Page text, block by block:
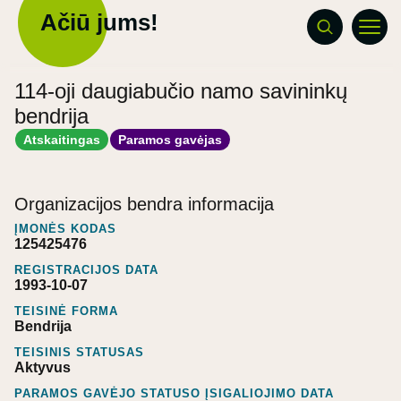
Ačiū jums!
114-oji daugiabučio namo savininkų
bendrija
Atskaitingas Paramos gavėjas
Organizacijos bendra informacija
ĮMONĖS KODAS
125425476
REGISTRACIJOS DATA
1993-10-07
TEISINĖ FORMA
Bendrija
TEISINIS STATUSAS
Aktyvus
PARAMOS GAVĖJO STATUSO ĮSIGALIOJIMO DATA